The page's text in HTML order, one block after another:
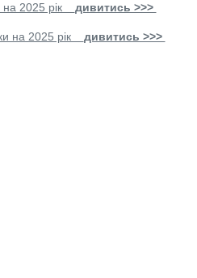
на 2025 рік дивитись >>>
на 2025 рік дивитись >>>